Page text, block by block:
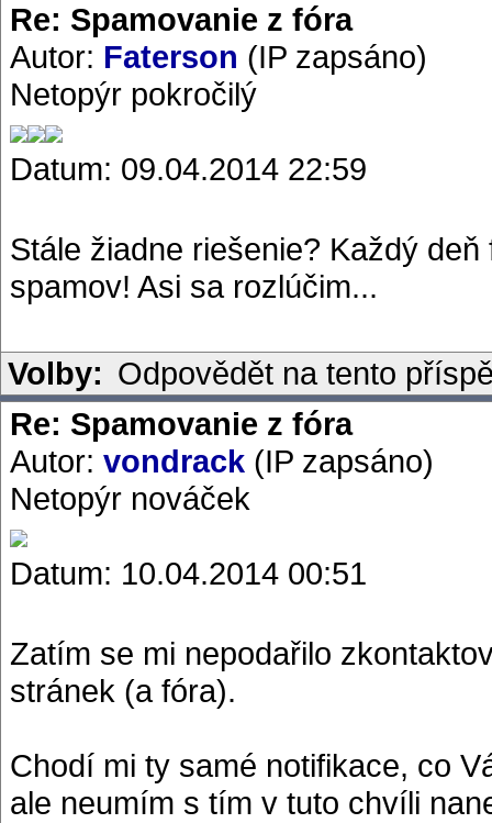
Re: Spamovanie z fóra
Autor: Faterson (IP zapsáno)
Netopýr pokročilý
Datum: 09.04.2014 22:59
Stále žiadne riešenie? Každý
spamov! Asi sa rozlúčim...
Volby: Odpovědět na tento
Re: Spamovanie z fóra
Autor: vondrack (IP zapsáno)
Netopýr nováček
Datum: 10.04.2014 00:51
Zatím se mi nepodařilo
stránek (a fóra).
Chodí mi ty samé notifikace, co
ale neumím s tím v tuto chvíli